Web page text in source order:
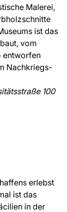
Malerei,
ist das
vom
entworfen
Nachkriegs-
100
erlebst
ist das
in der